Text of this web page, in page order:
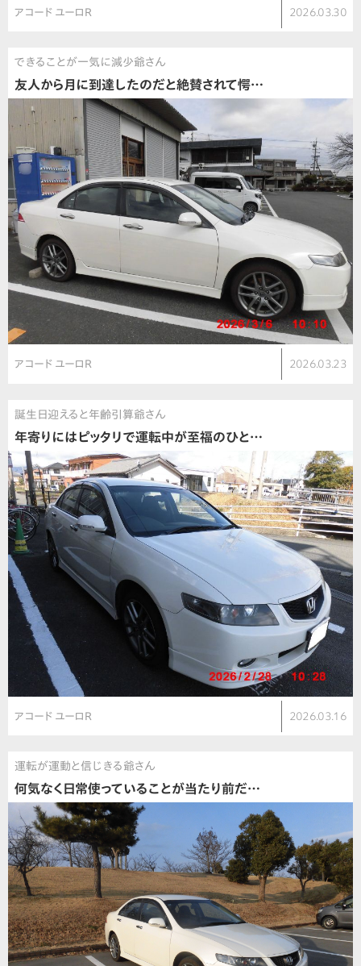
アコード ユーロR 2026.03.30
できることが一気に減少爺さん
友人から月に到達したのだと絶賛されて愕…
アコード ユーロR 2026.03.23
誕生日迎えると年齢引算爺さん
年寄りにはピッタリで運転中が至福のひと…
アコード ユーロR 2026.03.16
運転が運動と信じきる爺さん
何気なく日常使っていることが当たり前だ…